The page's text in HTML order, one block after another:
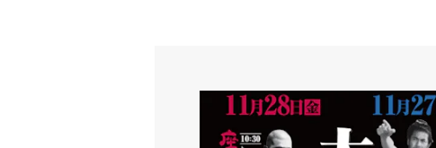
【終了】大映傑作選『羅生門』『雨